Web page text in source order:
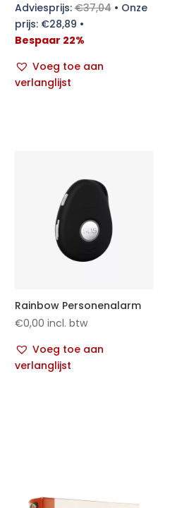
Adviesprijs:€37,04• Onze
prijs: €28,89 •
Bespaar 22%
Voeg toe aan
verlanglijst
Rainbow Personenalarm
€0,00 incl. btw
Voeg toe aan
verlanglijst